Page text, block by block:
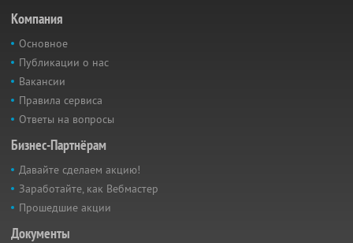
Компания
Основное
Публикации о нас
Вакансии
Правила сервиса
Ответы на вопросы
Бизнес-Партнёрам
Давайте сделаем акцию!
Заработайте, как Вебмастер
Прошедшие акции
Документы